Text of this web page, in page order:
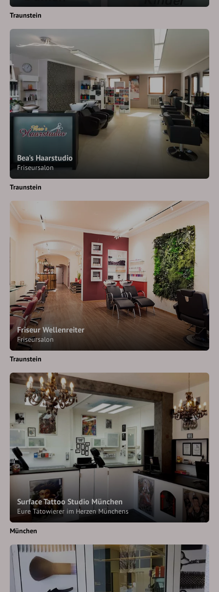
Traunstein
Bea's Haarstudio
Friseursalon
Traunstein
Friseur Wellenreiter
Friseursalon
Traunstein
Surface Tattoo Studio München
Eure Tätowierer im Herzen Münchens
München